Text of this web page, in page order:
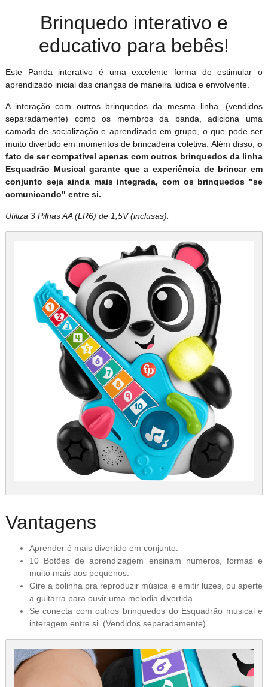
Brinquedo interativo e
educativo para bebês!
Este Panda interativo é uma excelente forma de estimular o
aprendizado inicial das crianças de maneira lúdica e envolvente.
A interação com outros brinquedos da mesma linha, (vendidos
separadamente) como os membros da banda, adiciona uma
camada de socialização e aprendizado em grupo, o que pode ser
muito divertido em momentos de brincadeira coletiva. Além disso,o
fato de ser compatível apenas com outros brinquedos da linha
Esquadrão Musical garante que a experiência de brincar em
conjunto seja ainda mais integrada, com os brinquedos "se
comunicando" entre si.
Utiliza 3 Pilhas AA (LR6) de 1,5V (inclusas).
Vantagens
Aprender é mais divertido em conjunto.
10 Botões de aprendizagem ensinam números, formas e
muito mais aos pequenos.
Gire a bolinha pra reproduzir música e emitir luzes, ou aperte
a guitarra para ouvir uma melodia divertida.
Se conecta com outros brinquedos do Esquadrão musical e
interagem entre si. (Vendidos separadamente).